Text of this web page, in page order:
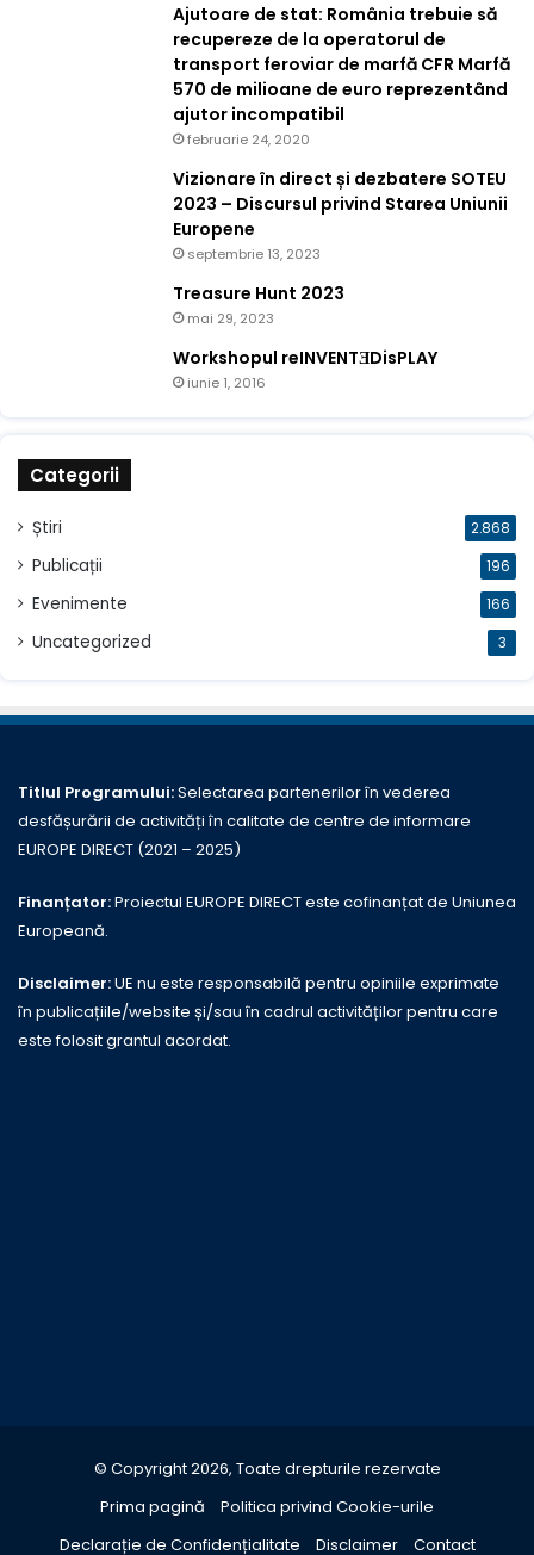
Ajutoare de stat: România trebuie să
recupereze de la operatorul de
transport feroviar de marfă CFR Marfă
570 de milioane de euro reprezentând
ajutor incompatibil
februarie 24, 2020
Vizionare în direct și dezbatere SOTEU
2023 – Discursul privind Starea Uniunii
Europene
septembrie 13, 2023
Treasure Hunt 2023
mai 29, 2023
Workshopul reINVENTƎDisPLAY
iunie 1, 2016
Categorii
Știri 2.868
Publicații 196
Evenimente 166
Uncategorized 3
Titlul Programului:Selectarea partenerilor în vederea
desfășurării de activități în calitate de centre de informare
EUROPE DIRECT (2021 – 2025)
Finanțator:Proiectul EUROPE DIRECT este cofinanțat de Uniunea
Europeană.
Disclaimer:UE nu este responsabilă pentru opiniile exprimate
în publicațiile/website și/sau în cadrul activităților pentru care
este folosit grantul acordat.
© Copyright 2026, Toate drepturile rezervate
Prima pagină
Politica privind Cookie-urile
Declarație de Confidențialitate
Disclaimer Contact